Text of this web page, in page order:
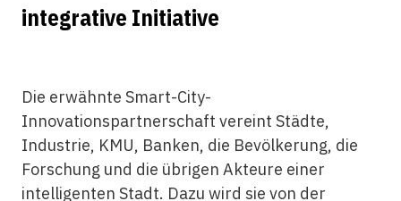
integrative Initiative
Die erwähnte Smart-City-
Innovationspartnerschaft vereint Städte,
Industrie, KMU, Banken, die Bevölkerung, die
Forschung und die übrigen Akteure einer
intelligenten Stadt. Dazu wird sie von der